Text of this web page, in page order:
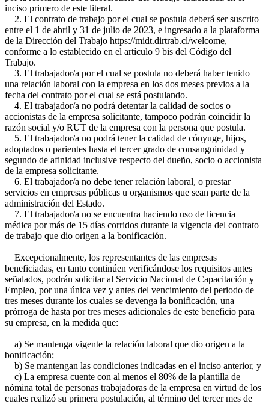
inciso primero de este literal.
2. El contrato de trabajo por el cual se postula deberá ser suscrito
entre el 1 de abril y 31 de julio de 2023, e ingresado a la plataforma
de la Dirección del Trabajo https://midt.dirtrab.cl/welcome,
conforme a lo establecido en el artículo 9 bis del Código del
Trabajo.
3. El trabajador/a por el cual se postula no deberá haber tenido
una relación laboral con la empresa en los dos meses previos a la
fecha del contrato por el cual se está postulando.
4. El trabajador/a no podrá detentar la calidad de socios o
accionistas de la empresa solicitante, tampoco podrán coincidir la
razón social y/o RUT de la empresa con la persona que postula.
5. El trabajador/a no podrá tener la calidad de cónyuge, hijos,
adoptados o parientes hasta el tercer grado de consanguinidad y
segundo de afinidad inclusive respecto del dueño, socio o accionista
de la empresa solicitante.
6. El trabajador/a no debe tener relación laboral, o prestar
servicios en empresas públicas u organismos que sean parte de la
administración del Estado.
7. El trabajador/a no se encuentra haciendo uso de licencia
médica por más de 15 días corridos durante la vigencia del contrato
de trabajo que dio origen a la bonificación.
Excepcionalmente, los representantes de las empresas
beneficiadas, en tanto continúen verificándose los requisitos antes
señalados, podrán solicitar al Servicio Nacional de Capacitación y
Empleo, por una única vez y antes del vencimiento del periodo de
tres meses durante los cuales se devenga la bonificación, una
prórroga de hasta por tres meses adicionales de este beneficio para
su empresa, en la medida que:
a) Se mantenga vigente la relación laboral que dio origen a la
bonificación;
b) Se mantengan las condiciones indicadas en el inciso anterior, y
c) La empresa cuente con al menos el 80% de la plantilla de
nómina total de personas trabajadoras de la empresa en virtud de los
cuales realizó su primera postulación, al término del tercer mes de